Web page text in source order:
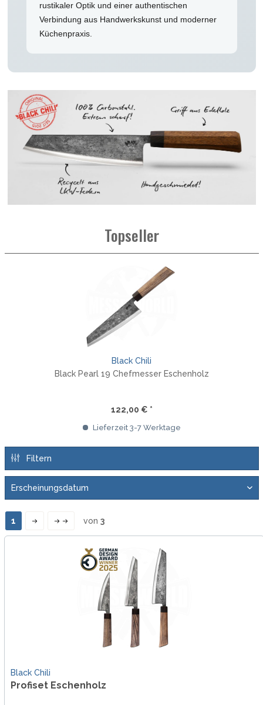
rustikaler Optik und einer authentischen
Verbindung aus Handwerkskunst und moderner
Küchenpraxis.
Topseller
Black Chili
Black Pearl 19 Chefmesser Eschenholz
122,00 € *
Lieferzeit 3-7 Werktage
Filtern
1 von 3
Black Chili
Profiset Eschenholz